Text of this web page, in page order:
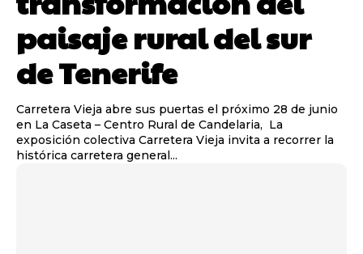
paisaje rural del sur
de Tenerife
Carretera Vieja abre sus puertas el próximo 28 de junio
en La Caseta – Centro Rural de Candelaria, La
exposición colectiva Carretera Vieja invita a recorrer la
histórica carretera general...